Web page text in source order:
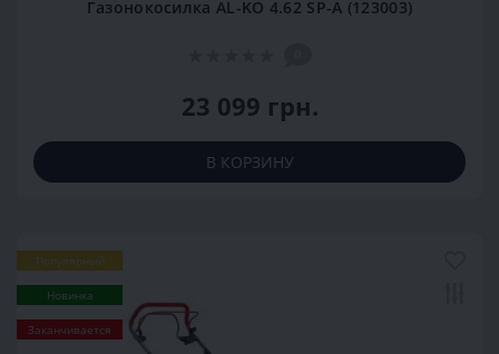
Газонокосилка AL-KO 4.62 SP-A (123003)
23 099 грн.
В КОРЗИНУ
Популярный
Новинка
Заканчивается